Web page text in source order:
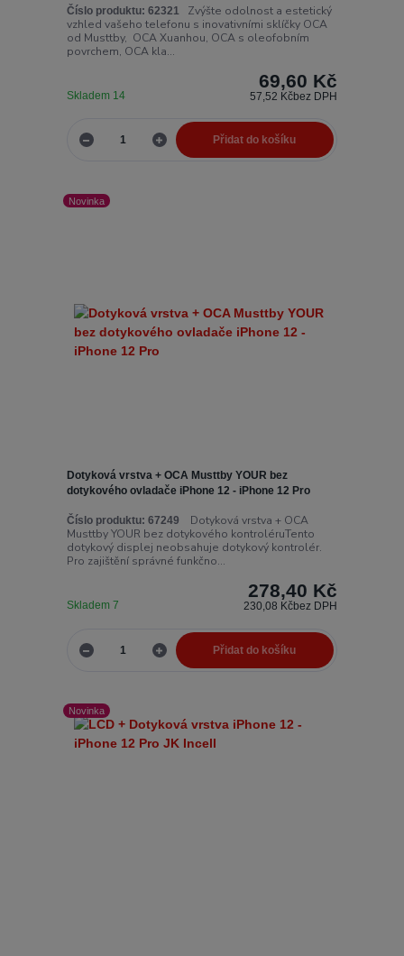
Číslo produktu: 62321Zvýšte odolnost a estetický
vzhled vašeho telefonu s inovativními sklíčky OCA
od Musttby, OCA Xuanhou, OCA s oleofobním
povrchem, OCA kla...
69,60 Kč
57,52 Kčbez DPH
Skladem 14
Přidat do košíku
Novinka
Dotyková vrstva + OCA Musttby YOUR bez
dotykového ovladače iPhone 12 - iPhone 12 Pro
Číslo produktu: 67249
Dotyková vrstva + OCA
Musttby YOUR bez dotykového kontroléruTento
dotykový displej neobsahuje dotykový kontrolér.
Pro zajištění správné funkčno...
278,40 Kč
230,08 Kčbez DPH
Skladem 7
Přidat do košíku
Novinka